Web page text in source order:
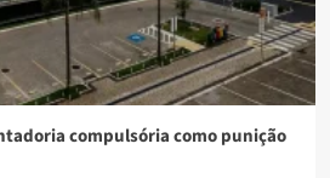
compulsória como punição